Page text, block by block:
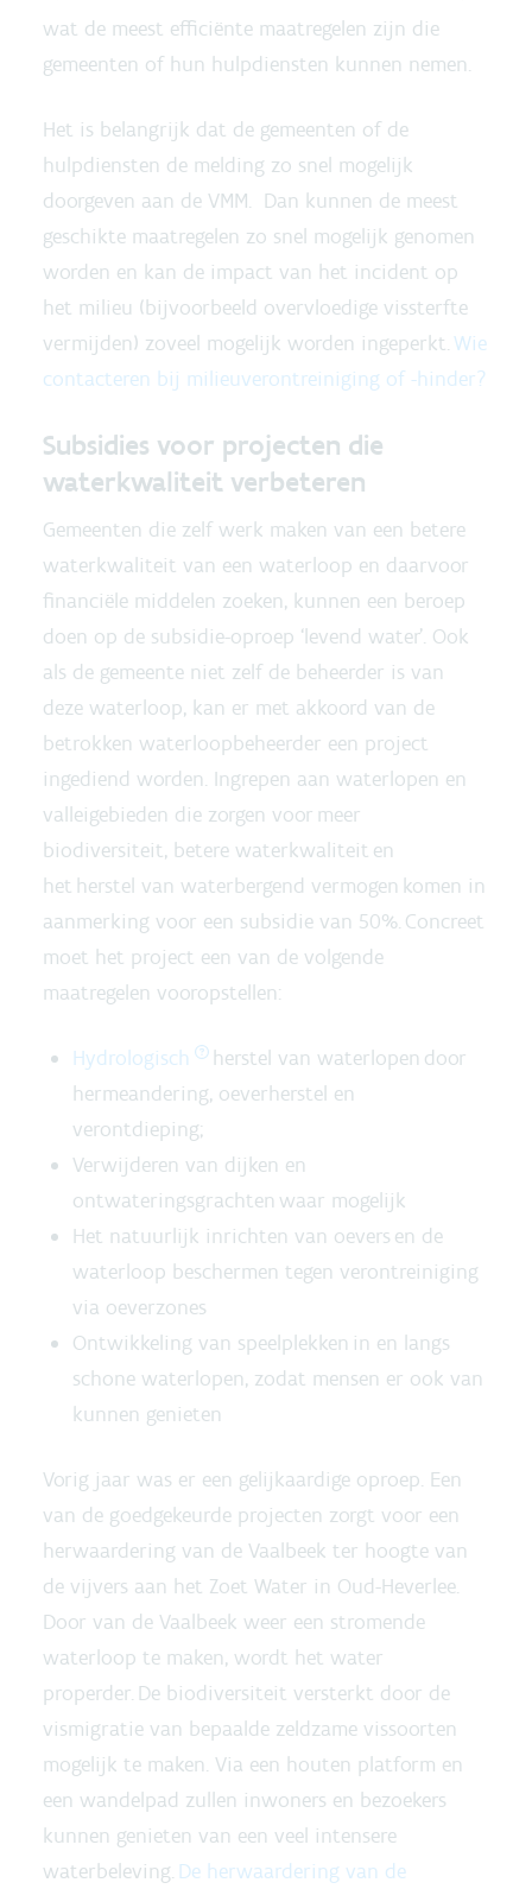
wat de meest efficiënte maatregelen zijn die
gemeenten of hun hulpdiensten kunnen nemen.
Het is belangrijk dat de gemeenten of de
hulpdiensten de melding zo snel mogelijk
doorgeven aan de VMM. Dan kunnen de meest
geschikte maatregelen zo snel mogelijk genomen
worden en kan de impact van het incident op
het milieu (bijvoorbeeld overvloedige vissterfte
vermijden) zoveel mogelijk worden ingeperkt. Wie
contacteren bij milieuverontreiniging of -hinder?
Subsidies voor projecten die
waterkwaliteit verbeteren
Gemeenten die zelf werk maken van een betere
waterkwaliteit van een waterloop en daarvoor
financiële middelen zoeken, kunnen een beroep
doen op de subsidie-oproep ‘levend water’. Ook
als de gemeente niet zelf de beheerder is van
deze waterloop, kan er met akkoord van de
betrokken waterloopbeheerder een project
ingediend worden. Ingrepen aan waterlopen en
valleigebieden die zorgen voor meer
biodiversiteit, betere waterkwaliteit en
het herstel van waterbergend vermogen komen in
aanmerking voor een subsidie van 50%. Concreet
moet het project een van de volgende
maatregelen vooropstellen:
Hydrologisch
herstel van waterlopen door
hermeandering, oeverherstel en
verontdieping;
Verwijderen van dijken en
ontwateringsgrachten waar mogelijk
Het natuurlijk inrichten van oevers en de
waterloop beschermen tegen verontreiniging
via oeverzones
Ontwikkeling van speelplekken in en langs
schone waterlopen, zodat mensen er ook van
kunnen genieten
Vorig jaar was er een gelijkaardige oproep. Een
van de goedgekeurde projecten zorgt voor een
herwaardering van de Vaalbeek ter hoogte van
de vijvers aan het Zoet Water in Oud-Heverlee.
Door van de Vaalbeek weer een stromende
waterloop te maken, wordt het water
properder. De biodiversiteit versterkt door de
vismigratie van bepaalde zeldzame vissoorten
mogelijk te maken. Via een houten platform en
een wandelpad zullen inwoners en bezoekers
kunnen genieten van een veel intensere
waterbeleving. De herwaardering van de